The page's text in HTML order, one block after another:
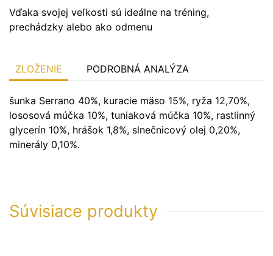
Vďaka svojej veľkosti sú ideálne na tréning,
prechádzky alebo ako odmenu
ZLOŽENIE PODROBNÁ ANALÝZA
šunka Serrano 40%, kuracie mäso 15%, ryža 12,70%,
lososová múčka 10%, tuniaková múčka 10%, rastlinný
glycerín 10%, hrášok 1,8%, slnečnicový olej 0,20%,
minerály 0,10%.
Súvisiace produkty